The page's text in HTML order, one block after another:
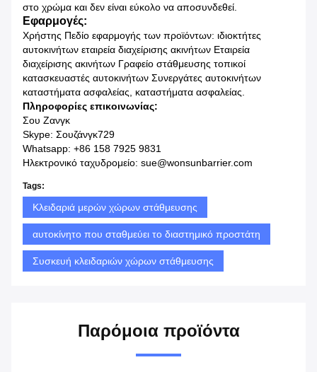
στο χρώμα και δεν είναι εύκολο να αποσυνδεθεί.
Εφαρμογές:
Χρήστης Πεδίο εφαρμογής των προϊόντων: ιδιοκτήτες
αυτοκινήτων εταιρεία διαχείρισης ακινήτων Εταιρεία
διαχείρισης ακινήτων Γραφείο στάθμευσης τοπικοί
κατασκευαστές αυτοκινήτων Συνεργάτες αυτοκινήτων
καταστήματα ασφαλείας, καταστήματα ασφαλείας.
Πληροφορίες επικοινωνίας:
Σου Ζανγκ
Skype: Σουζάνγκ729
Whatsapp: +86 158 7925 9831
Ηλεκτρονικό ταχυδρομείο: sue@wonsunbarrier.com
Tags:
Κλειδαριά μερών χώρων στάθμευσης
αυτοκίνητο που σταθμεύει το διαστημικό προστάτη
Συσκευή κλειδαριών χώρων στάθμευσης
Παρόμοια προϊόντα